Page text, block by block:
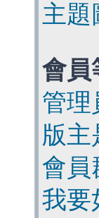
主題
會員
管理
版主
會員
我要